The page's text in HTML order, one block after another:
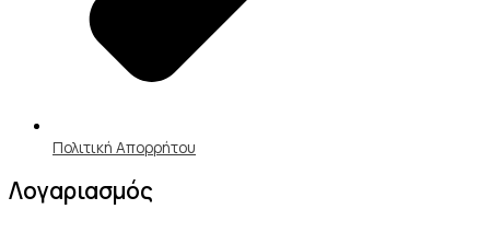
Πολιτική Απορρήτου
Λογαριασμός